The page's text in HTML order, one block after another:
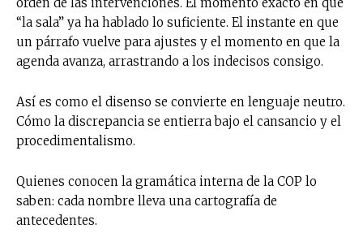
“la sala” ya ha hablado lo suficiente. El instante en que
un párrafo vuelve para ajustes y el momento en que la
agenda avanza, arrastrando a los indecisos consigo.
Así es como el disenso se convierte en lenguaje neutro.
Cómo la discrepancia se entierra bajo el cansancio y el
procedimentalismo.
Quienes conocen la gramática interna de la COP lo
saben: cada nombre lleva una cartografía de
antecedentes.